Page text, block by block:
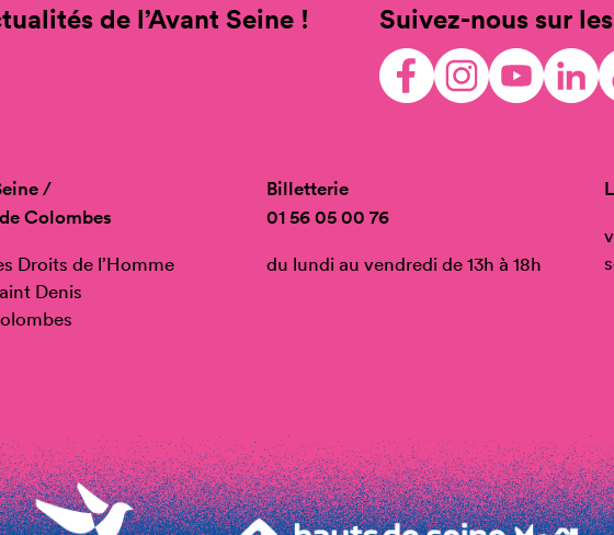
de l’Avant Seine ! Suivez-nous sur
/
Colombes
Droits de l’Homme
Denis
Billetterie
01 56 05 00 76
du lundi au vendredi de 13h à 18h